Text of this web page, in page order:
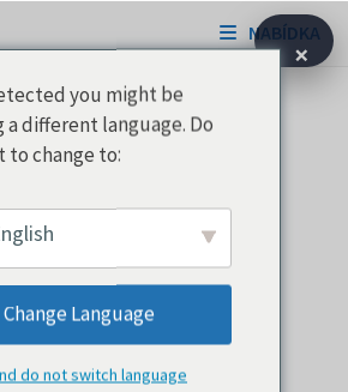
NABÍDKA
×
you might be
a different language. Do
to change to:
Change Language
do not switch language